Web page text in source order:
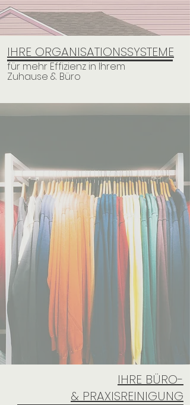
IHRE ORGANISATIONSSYSTEME
für mehr Effizienz in Ihrem
Zuhause & Büro
IHRE BÜRO-
& PRAXISREINIGUNG